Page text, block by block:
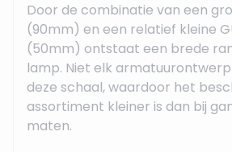
Door de combinatie van een
(90mm) en een relatief kleine
(50mm) ontstaat een brede
lamp. Niet elk
deze schaal, waardoor het
assortiment kleiner is dan bij
maten.